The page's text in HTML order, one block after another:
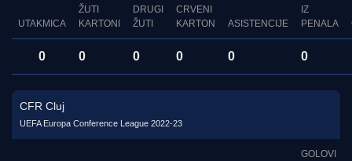
UTAKMICA
ŽUTI
KARTONI
DRUGI
ŽUTI
CRVENI
KARTON
ASISTENCIJE
IZ
PENALA
0 0 0 0 0 0
CFR Cluj
UEFA Europa Conference League 2022-23
GOLOVI